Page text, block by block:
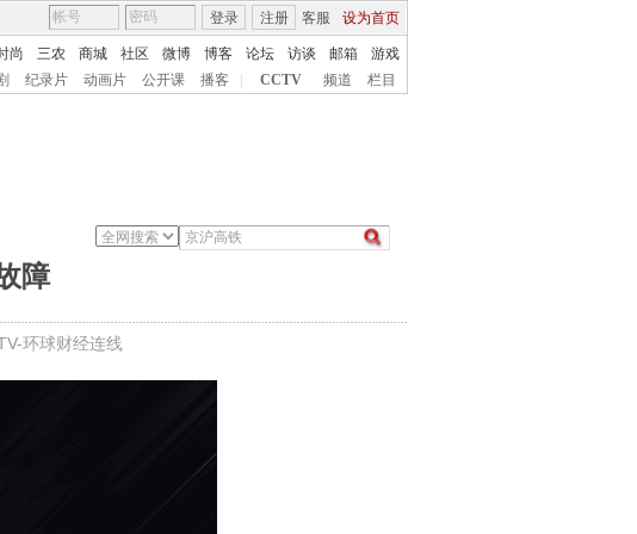
客服 设为首页
登录 注册
尚 三农 商城 社区 微博 博客 论坛 访谈 邮箱
游戏
纪录片 动画片 公开课 播客 CCTV 频道 栏目
障
环球财经连线